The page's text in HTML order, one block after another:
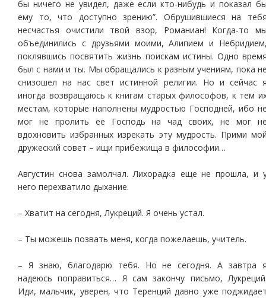
бы ничего не увидел, даже если кто-нибудь и показал
ему то, что доступно зрению”. Обрушившиеся на
несчастья очистили твой взор, Романиан! Когда-то
объединились с друзьями моими, Алипием и
поклявшись посвятить жизнь поискам истины. Одно
был с нами и ты. Мы обращались к разным учениям, пока
снизошел на нас свет истинной религии. Но и сейчас
иногда возвращаюсь к книгам старых философов, к тем
местам, которые наполнены мудростью Господней, ибо
мог не пролить ее Господь на чад своих, не мог
вдохновить избранных изрекать эту мудрость. Прими
дружеский совет – ищи прибежища в философии…
Августин снова замолчал. Лихорадка еще не прошла, и
него перехватило дыхание.
– Хватит на сегодня, Лукреций. Я очень устал.
– Ты можешь позвать меня, когда пожелаешь, учитель.
– Я знаю, благодарю тебя. Но не сегодня. А завтра
надеюсь поправиться… Я сам закончу письмо,
Иди, мальчик, уверен, что Теренций давно уже